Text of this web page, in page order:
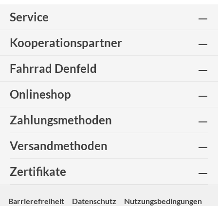
Service
Kooperationspartner
Fahrrad Denfeld
Onlineshop
Zahlungsmethoden
Versandmethoden
Zertifikate
Barrierefreiheit Datenschutz
Nutzungsbedingungen